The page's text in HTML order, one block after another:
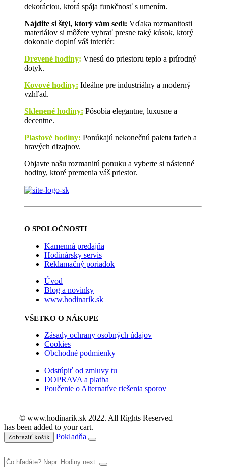
dekoráciou, ktorá spája funkčnosť s umením.
Nájdite si štýl, ktorý vám sedí: Vďaka rozmanitosti
materiálov si môžete vybrať presne taký kúsok, ktorý
dokonale doplní váš interiér:
Drevené hodiny: Vnesú do priestoru teplo a prírodný
dotyk.
Kovové hodiny: Ideálne pre industriálny a moderný
vzhľad.
Sklenené hodiny: Pôsobia elegantne, luxusne a
decentne.
Plastové hodiny: Ponúkajú nekonečnú paletu farieb a
hravých dizajnov.
Objavte našu rozmanitú ponuku a vyberte si nástenné
hodiny, ktoré premenia váš priestor.
O SPOLOČNOSTI
Kamenná predajňa
Hodinársky servis
Reklamačný poriadok
Úvod
Blog a novinky
www.hodinarik.sk
VŠETKO O NÁKUPE
Zásady ochrany osobných údajov
Cookies
Obchodné podmienky
Odstúpiť od zmluvy tu
DOPRAVA a platba
Poučenie o Alternatíve riešenia sporov
© www.hodinarik.sk 2022. All Rights Reserved
has been added to your cart.
Zobraziť košík Pokladňa